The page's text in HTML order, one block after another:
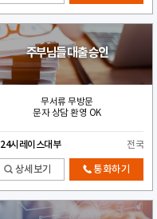
주부님들 대출 승인
무서류 무방문
문자 상담 환영 OK
24시레이스대부 전국
상세보기 통화하기